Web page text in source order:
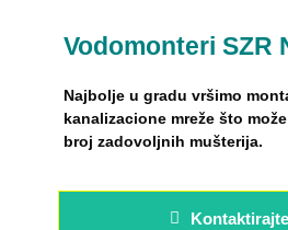
Vodomonteri SZR
Najbolje u gradu vršimo
kanalizacione mreže što
broj zadovoljnih mušterija.